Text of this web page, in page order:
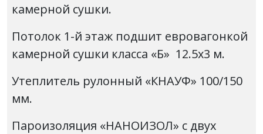
камерной сушки.
Потолок 1-й этаж подшит евровагонкой
камерной сушки класса «Б» 12.5х3 м.
Утеплитель рулонный «КНАУФ» 100/150
мм.
Пароизоляция «НАНОИЗОЛ» с двух